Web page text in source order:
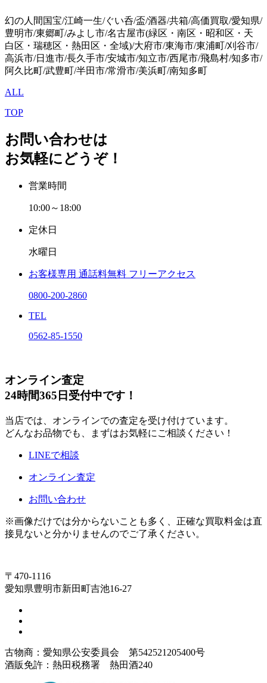
幻の人間国宝/江崎一生/ぐい呑/盃/酒器/共箱/高価買取/愛知県/
豊明市/東郷町/みよし市/名古屋市(緑区・南区・昭和区・天
白区・瑞穂区・熱田区・全域)/大府市/東海市/東浦町/刈谷市/
高浜市/日進市/長久手市/安城市/知立市/西尾市/飛島村/知多市/
阿久比町/武豊町/半田市/常滑市/美浜町/南知多町
ALL
TOP
お問い合わせは
お気軽にどうぞ！
営業時間
10:00～18:00
定休日
水曜日
お客様専用 通話料無料 フリーアクセス
0800-200-2860
TEL
0562-85-1550
オンライン査定
24時間365日受付中です！
当店では、オンラインでの査定を受け付けています。
どんなお品物でも、まずはお気軽にご相談ください！
LINEで相談
オンライン査定
お問い合わせ
※画像だけでは分からないことも多く、正確な買取料金は直
接見ないと分かりませんのでご了承ください。
〒470-1116
愛知県豊明市新田町吉池16-27
古物商：愛知県公安委員会 第542521205400号
酒販免許：熱田税務署 熱田酒240